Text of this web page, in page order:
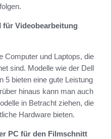
für Videobearbeitung
Computer und Laptops, die
sind. Modelle wie der Dell
5 bieten eine gute Leistung
hinaus kann man auch
in Betracht ziehen, die
Hardware bieten.
PC für den Filmschnitt